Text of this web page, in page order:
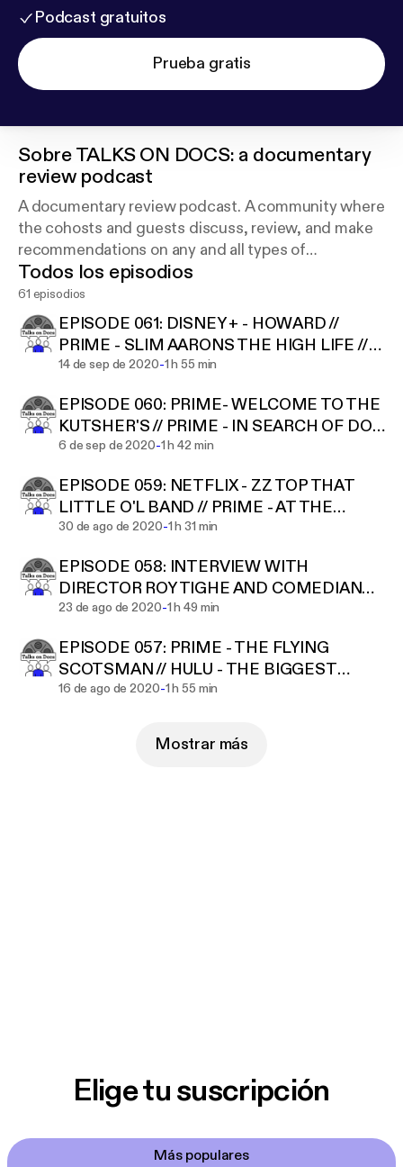
Podcast gratuitos
Prueba gratis
SobreTALKS ON DOCS: a documentary
review podcast
A documentary review podcast. A community where
the cohosts and guests discuss, review, and make
recommendations on any and all types of
documentary movies and series.
Todos los episodios
61 episodios
EPISODE 061: DISNEY + - HOWARD //
PRIME - SLIM AARONS THE HIGH LIFE //
PRIME - STUFFED
14 de sep de 2020-1 h 55 min
EPISODE 060: PRIME- WELCOME TO THE
KUTSHER'S // PRIME - IN SEARCH OF DOC
HOLLIDAY // HBO MAX - THE WEIGHT OF
6 de sep de 2020-1 h 42 min
EPISODE 059: NETFLIX - ZZ TOP THAT
LITTLE O'L BAND // PRIME - AT THE
DRIVE-IN // NETFLIX - JOHN WAS TRYING
30 de ago de 2020-1 h 31 min
EPISODE 058: INTERVIEW WITH
DIRECTOR ROY TIGHE AND COMEDIAN
RICHARD GLEN LETT ABOUT THEIR
23 de ago de 2020-1 h 49 min
EPISODE 057: PRIME - THE FLYING
SCOTSMAN // HULU - THE BIGGEST
LITTLE FARM // NEFLIX - THE SPEED
16 de ago de 2020-1 h 55 min
Mostrar más
Elige tu suscripción
Más populares